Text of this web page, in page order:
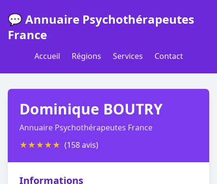
💬 Annuaire Psychothérapeutes
France
Accueil Régions Services Contact
Dominique BOUTRY
Annuaire Psychothérapeutes France
★★★★★ (158 avis)
Informations